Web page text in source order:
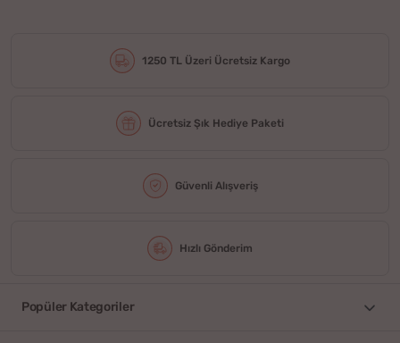
1250 TL Üzeri Ücretsiz Kargo
Ücretsiz Şık Hediye Paketi
Güvenli Alışveriş
Hızlı Gönderim
Popüler Kategoriler